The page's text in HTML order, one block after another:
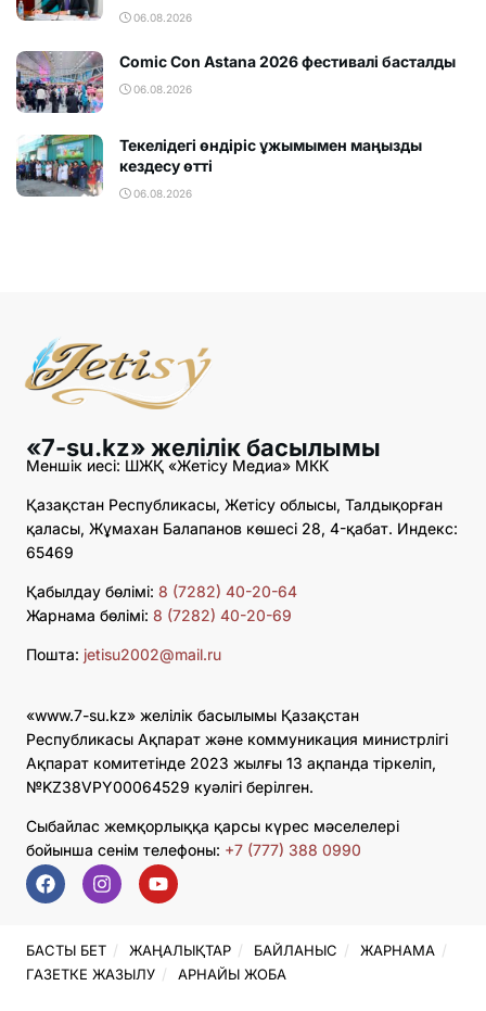
06.08.2026
Comic Con Astana 2026 фестивалi басталды
06.08.2026
Текелідегі өндіріс ұжымымен маңызды
кездесу өтті
06.08.2026
«7-su.kz» желілік басылымы
Меншік иесі: ШЖҚ «Жетісу Медиа» МКК
Қазақстан Республикасы, Жетісу облысы, Талдықорған
қаласы, Жұмахан Балапанов көшесі 28, 4-қабат. Индекс:
65469
Қабылдау бөлімі: 8 (7282) 40-20-64
Жарнама бөлімі: 8 (7282) 40-20-69
Пошта: jetisu2002@mail.ru
«www.7-su.kz» желілік басылымы Қазақстан
Республикасы Ақпарат және коммуникация министрлігі
Ақпарат комитетінде 2023 жылғы 13 ақпанда тіркеліп,
№KZ38VPY00064529 куәлігі берілген.
Сыбайлас жемқорлыққа қарсы күрес мәселелері
бойынша сенім телефоны: +7 (777) 388 0990
БАСТЫ БЕТ ЖАҢАЛЫҚТАР БАЙЛАНЫС
ЖАРНАМА
ГАЗЕТКЕ ЖАЗЫЛУ
АРНАЙЫ ЖОБА